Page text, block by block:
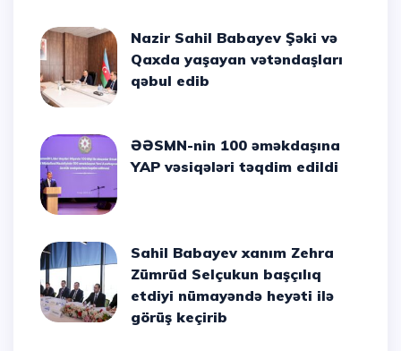
Nazir Sahil Babayev Şəki və
Qaxda yaşayan vətəndaşları
qəbul edib
ƏƏSMN-nin 100 əməkdaşına
YAP vəsiqələri təqdim edildi
Sahil Babayev xanım Zehra
Zümrüd Selçukun başçılıq
etdiyi nümayəndə heyəti ilə
görüş keçirib